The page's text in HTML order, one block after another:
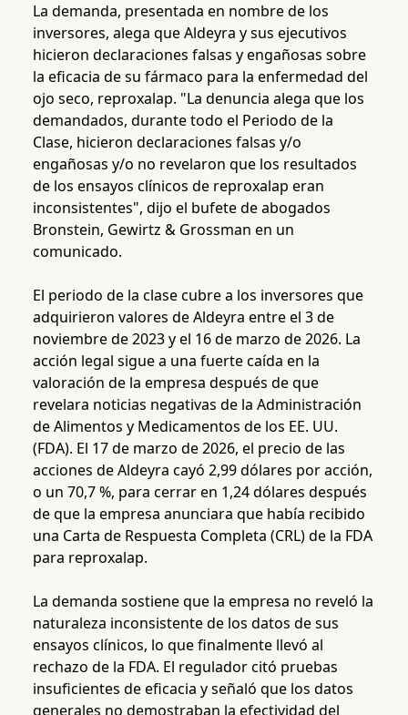
La demanda, presentada en nombre de los
inversores, alega que Aldeyra y sus ejecutivos
hicieron declaraciones falsas y engañosas sobre
la eficacia de su fármaco para la enfermedad del
ojo seco, reproxalap. "La denuncia alega que los
demandados, durante todo el Periodo de la
Clase, hicieron declaraciones falsas y/o
engañosas y/o no revelaron que los resultados
de los ensayos clínicos de reproxalap eran
inconsistentes", dijo el bufete de abogados
Bronstein, Gewirtz & Grossman en un
comunicado.
El periodo de la clase cubre a los inversores que
adquirieron valores de Aldeyra entre el 3 de
noviembre de 2023 y el 16 de marzo de 2026. La
acción legal sigue a una fuerte caída en la
valoración de la empresa después de que
revelara noticias negativas de la Administración
de Alimentos y Medicamentos de los EE. UU.
(FDA). El 17 de marzo de 2026, el precio de las
acciones de Aldeyra cayó 2,99 dólares por acción,
o un 70,7 %, para cerrar en 1,24 dólares después
de que la empresa anunciara que había recibido
una Carta de Respuesta Completa (CRL) de la FDA
para reproxalap.
La demanda sostiene que la empresa no reveló la
naturaleza inconsistente de los datos de sus
ensayos clínicos, lo que finalmente llevó al
rechazo de la FDA. El regulador citó pruebas
insuficientes de eficacia y señaló que los datos
generales no demostraban la efectividad del